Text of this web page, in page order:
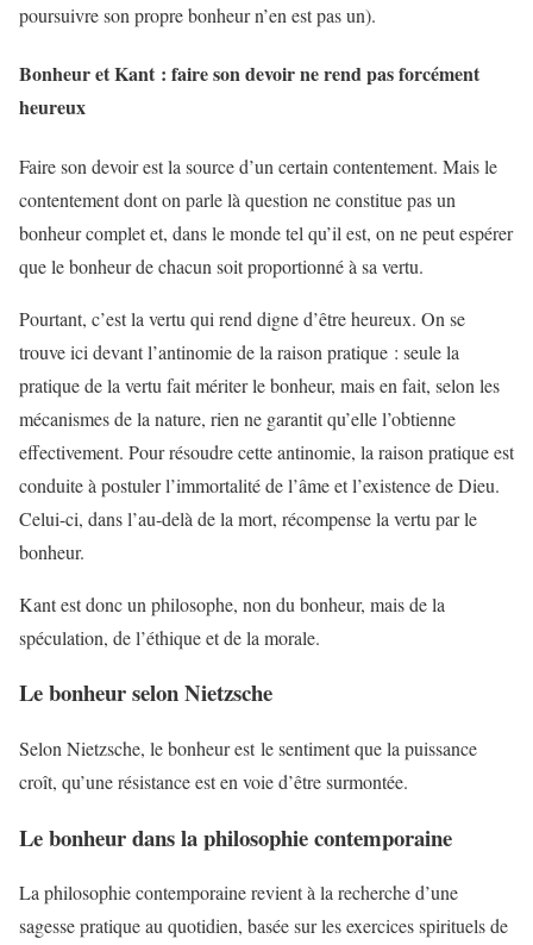
poursuivre son propre bonheur n’en est pas un).
Bonheur et Kant : faire son devoir ne rend pas forcément
heureux
Faire son devoir est la source d’un certain contentement. Mais le
contentement dont on parle là question ne constitue pas un
bonheur complet et, dans le monde tel qu’il est, on ne peut espérer
que le bonheur de chacun soit proportionné à sa vertu.
Pourtant, c’est la vertu qui rend digne d’être heureux. On se
trouve ici devant l’antinomie de la raison pratique : seule la
pratique de la vertu fait mériter le bonheur, mais en fait, selon les
mécanismes de la nature, rien ne garantit qu’elle l’obtienne
effectivement. Pour résoudre cette antinomie, la raison pratique est
conduite à postuler l’immortalité de l’âme et l’existence de Dieu.
Celui-ci, dans l’au-delà de la mort, récompense la vertu par le
bonheur.
Kant est donc un philosophe, non du bonheur, mais de la
spéculation, de l’éthique et de la morale.
Le bonheur selon Nietzsche
Selon Nietzsche, le bonheur est le sentiment que la puissance
croît, qu’une résistance est en voie d’être surmontée.
Le bonheur dans la philosophie contemporaine
La philosophie contemporaine revient à la recherche d’une
sagesse pratique au quotidien, basée sur les exercices spirituels de